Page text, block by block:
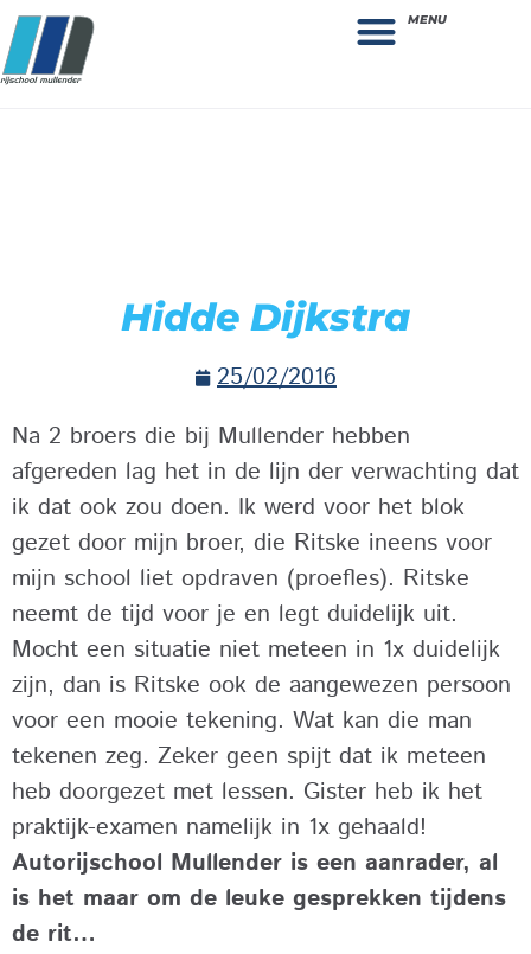
MENU
Hidde Dijkstra
25/02/2016
Na 2 broers die bij Mullender hebben
afgereden lag het in de lijn der verwachting dat
ik dat ook zou doen. Ik werd voor het blok
gezet door mijn broer, die Ritske ineens voor
mijn school liet opdraven (proefles). Ritske
neemt de tijd voor je en legt duidelijk uit.
Mocht een situatie niet meteen in 1x duidelijk
zijn, dan is Ritske ook de aangewezen persoon
voor een mooie tekening. Wat kan die man
tekenen zeg. Zeker geen spijt dat ik meteen
heb doorgezet met lessen. Gister heb ik het
praktijk-examen namelijk in 1x gehaald!
Autorijschool Mullender is een aanrader, al
is het maar om de leuke gesprekken tijdens
de rit…